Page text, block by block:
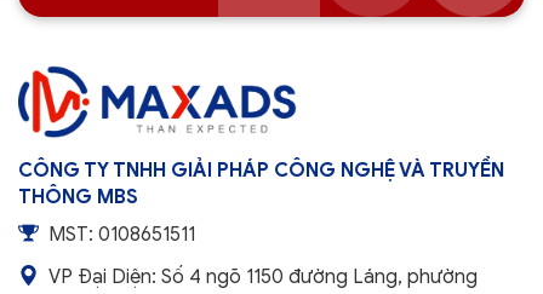
CÔNG TY TNHH GIẢI PHÁP CÔNG NGHỆ VÀ TRUYỀN
THÔNG MBS
MST: 0108651511
VP Đại Diện: Số 4 ngõ 1150 đường Láng, phường